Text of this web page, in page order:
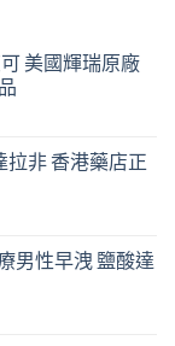
美國輝瑞原廠
拉非 香港藥店正
男性早洩 鹽酸達